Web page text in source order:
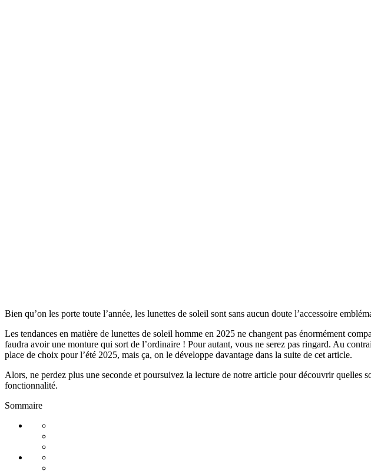
Bien qu’on les porte toute l’année, les lunettes de soleil sont sans aucun doute l’accessoire
Les tendances en matière de lunettes de soleil homme en 2025 ne changent pas énormément
faudra avoir une monture qui sort de l’ordinaire ! Pour autant, vous ne serez pas ringard. Au
place de choix pour l’été 2025, mais ça, on le développe davantage dans la suite de cet article.
Alors, ne perdez plus une seconde et poursuivez la lecture de notre article pour découvrir quelles
fonctionnalité.
Sommaire